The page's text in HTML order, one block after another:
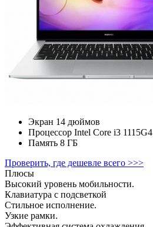
Экран 14 дюймов
Процессор Intel Core i3 1115G4
Память 8 ГБ
Проверить, где дешевле всего >>>
Плюсы
Высокий уровень мобильности.
Клавиатура с подсветкой
Стильное исполнение.
Узкие рамки.